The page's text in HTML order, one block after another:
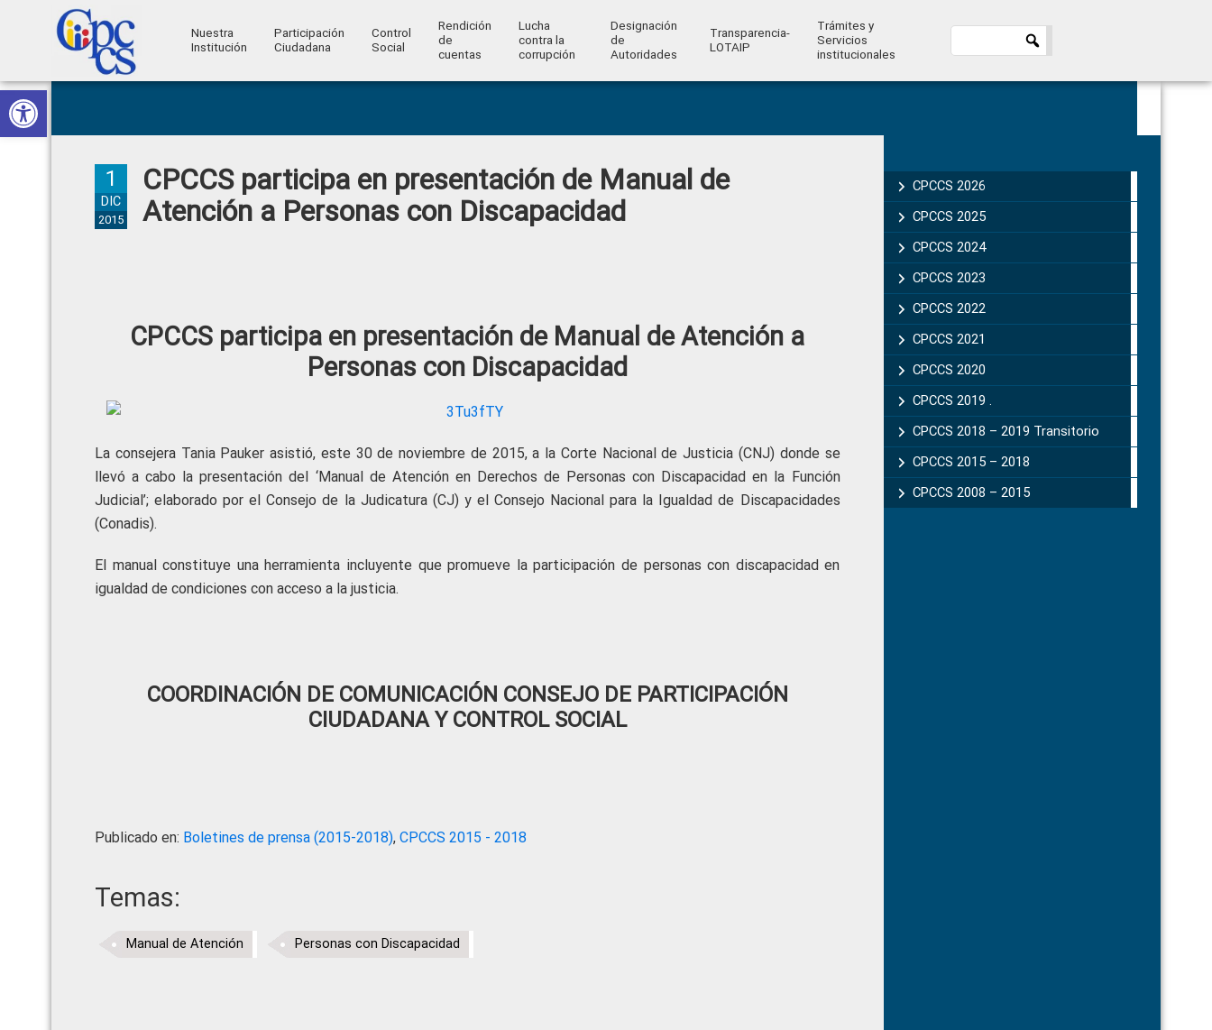
Abrir barra de herramientas
Skip
to
primary
Skip
to
main
Skip
to
primary
Skip
to
footer
Ciudadana
Control
Ciudadano
Nuestra
Institución
Participación
Ciudadana
Control
Social
Rendición
de
cuentas
Lucha
contra la
corrupción
Designación
de
Autoridades
Transparencia-
LOTAIP
Trámites y
Servicios
institucionales
CPCCS participa en presentación de Manual de
Atención a Personas con Discapacidad
1
DIC
2015
CPCCS participa en presentación de Manual de Atención a
Personas con Discapacidad
La consejera Tania Pauker asistió, este 30 de noviembre de 2015, a la Corte Nacional de Justicia (CNJ) donde se
llevó a cabo la presentación del ‘Manual de Atención en Derechos de Personas con Discapacidad en la Función
Judicial’; elaborado por el Consejo de la Judicatura (CJ) y el Consejo Nacional para la Igualdad de Discapacidades
(Conadis).
El manual constituye una herramienta incluyente que promueve la participación de personas con discapacidad en
igualdad de condiciones con acceso a la justicia.
COORDINACIÓN DE COMUNICACIÓN CONSEJO DE PARTICIPACIÓN
CIUDADANA Y CONTROL SOCIAL
Publicado en: Boletines de prensa (2015-2018), CPCCS 2015 - 2018
Temas:
Manual de Atención Personas con Discapacidad
Sidebar
CPCCS 2026
CPCCS 2025
CPCCS 2024
CPCCS 2023
CPCCS 2022
CPCCS 2021
CPCCS 2020
CPCCS 2019 .
CPCCS 2018 – 2019 Transitorio
CPCCS 2015 – 2018
CPCCS 2008 – 2015